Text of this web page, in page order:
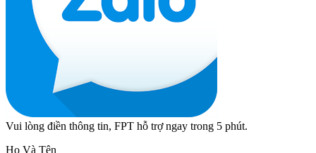
Vui lòng điền thông tin, FPT hỗ trợ ngay trong 5 phút.
Họ Và Tên